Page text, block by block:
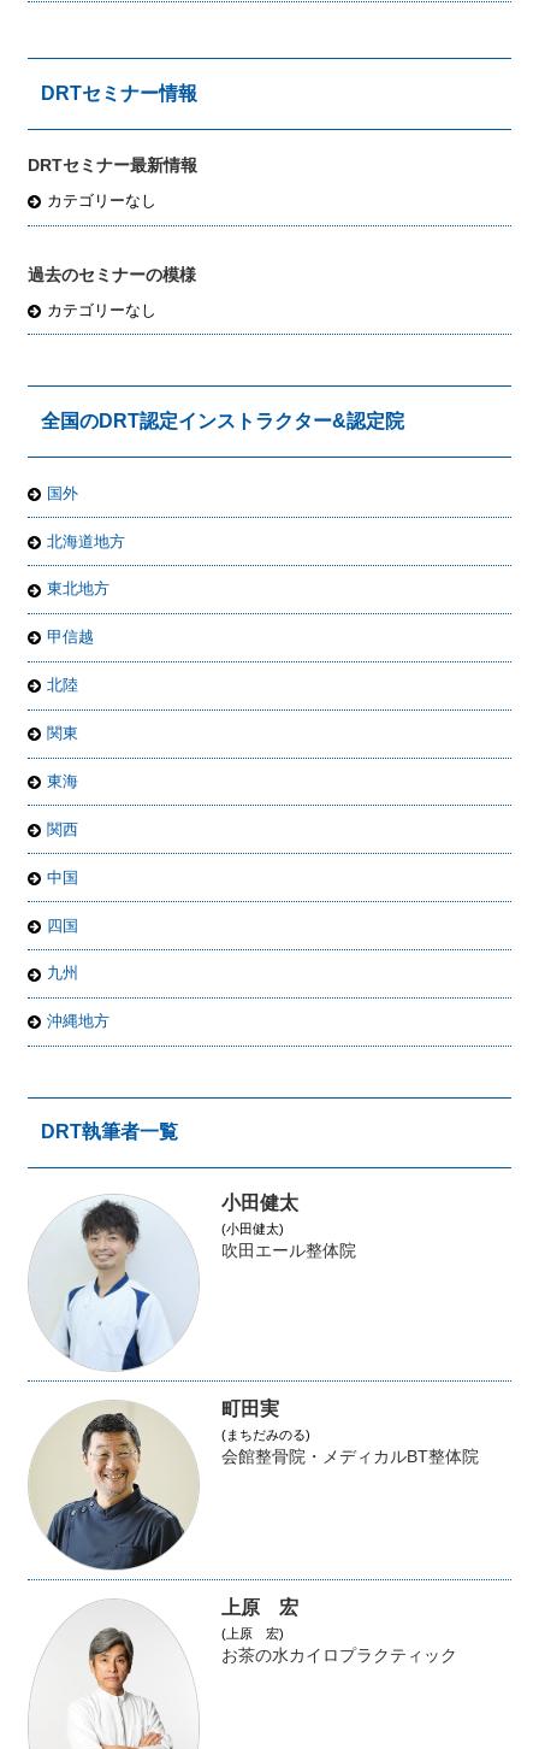
DRTセミナー情報
DRTセミナー最新情報
カテゴリーなし
過去のセミナーの模様
カテゴリーなし
全国のDRT認定インストラクター&認定院
国外
北海道地方
東北地方
甲信越
北陸
関東
東海
関西
中国
四国
九州
沖縄地方
DRT執筆者一覧
小田健太
(小田健太)
吹田エール整体院
町田実
(まちだみのる)
会館整骨院・メディカルBT整体院
上原 宏
(上原 宏)
お茶の水カイロプラクティック